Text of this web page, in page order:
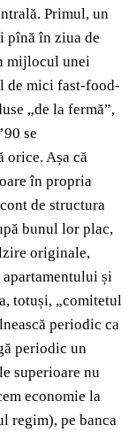
Primul, un
pînă în ziua de
mijlocul unei
de mici fast-food-
„de la fermă”,
se
orice. Așa că
în propria
de structura
bunul lor plac,
originale,
și
totuși, „comitetul
periodic ca
periodic un
superioare nu
economie la
regim), pe banca